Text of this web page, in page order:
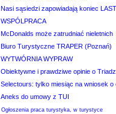
Nasi sąsiedzi zapowiadają koniec
WSPÓLPRACA
McDonalds może zatrudniać nieletnich
Biuro Turystyczne TRAPER (Poznań)
WYTWÓRNIA WYPRAW
Obiektywne i prawdziwe opinie o
Selectours: tylko miesiąc na wniosek o
Aneks do umowy z TUI
Ogłoszenia praca turystyka, w turystyce